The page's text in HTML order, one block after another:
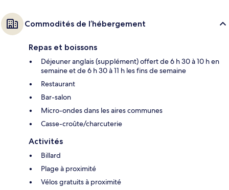
Commodités de l’hébergement
Repas et boissons
Déjeuner anglais (supplément) offert de 6 h 30 à 10 h en
semaine et de 6 h 30 à 11 h les fins de semaine
Restaurant
Bar-salon
Micro-ondes dans les aires communes
Casse-croûte/charcuterie
Activités
Billard
Plage à proximité
Vélos gratuits à proximité